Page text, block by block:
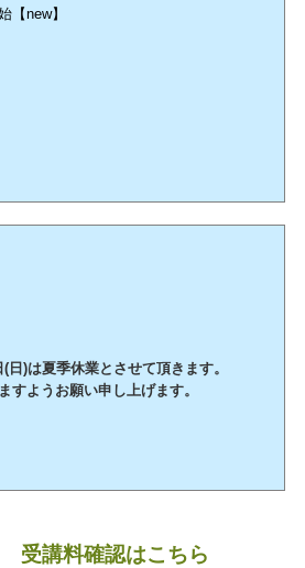
【new】
)は夏季休業とさせて頂きます。
ようお願い申し上げます。
受講料確認はこちら